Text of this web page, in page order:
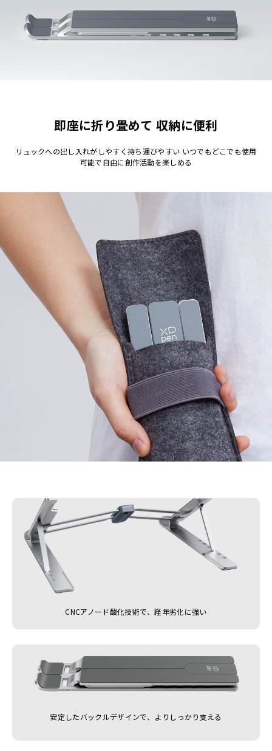
即座に折り畳めて 収納に便利
リュックへの出し入れがしやすく持ち運びやすい いつでもどこでも使用
可能で自由に創作活動を楽しめる
CNCアノード酸化技術で、経年劣化に強い
安定したバックルデザインで、よりしっかり支える